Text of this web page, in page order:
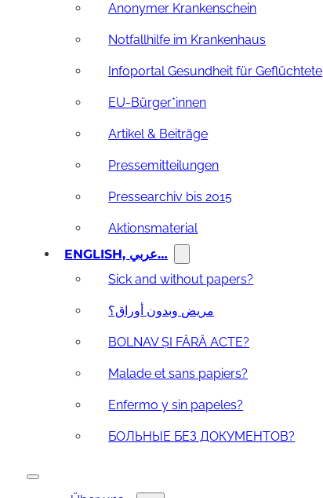
Anonymer Krankenschein
Notfallhilfe im Krankenhaus
Infoportal Gesundheit für Geflüchtete
EU-Bürger*innen
Artikel & Beiträge
Pressemitteilungen
Pressearchiv bis 2015
Aktionsmaterial
ENGLISH, عربي…
Sick and without papers?
مريض وبدون أوراق؟
BOLNAV ȘI FĂRĂ ACTE?
Malade et sans papiers?
Enfermo y sin papeles?
БОЛЬНЫЕ БЕЗ ДОКУМЕНТОВ?